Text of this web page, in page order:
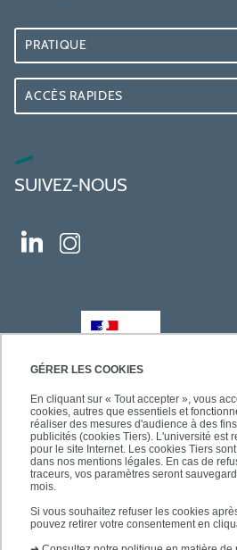
GÉRER LES COOKIES
En cliquant sur « Tout accepter », vous
cookies, autres que essentiels et
réaliser des mesures d'audience à des
publicités (cookies Tiers). L'université est
pour le site Internet. Les cookies Tiers
dans nos mentions légales. En cas de
traceurs, vos paramètres seront
mois.
Si vous souhaitez refuser les cookies
pouvez retirer votre consentement en
PRATIQUE
ACCÈS RAPIDES
SUIVEZ-NOUS